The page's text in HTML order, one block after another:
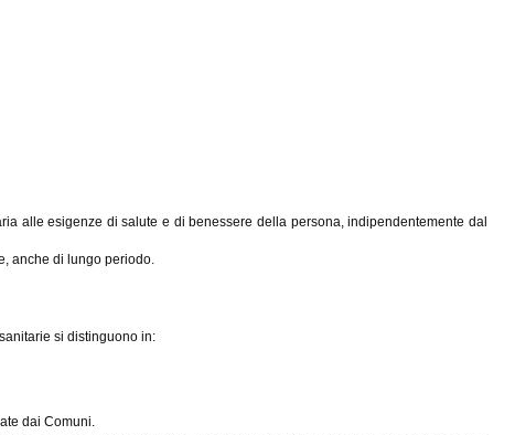
alle esigenze di salute e di benessere della persona, indipendentemente dal
anche di lungo periodo.
si distinguono in:
dai Comuni.